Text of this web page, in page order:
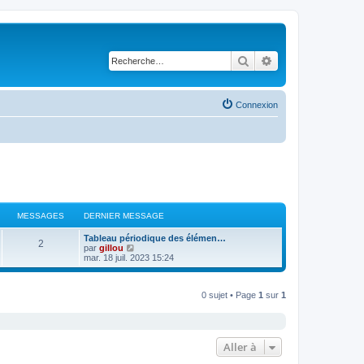
Rechercher
Connexion
MESSAGES DERNIER MESSAGE
2
Tableau périodique des élémen…
par gillou
o
i
mar. 18 juil. 2023 15:24
0 sujet • Page 1 sur 1
Aller à